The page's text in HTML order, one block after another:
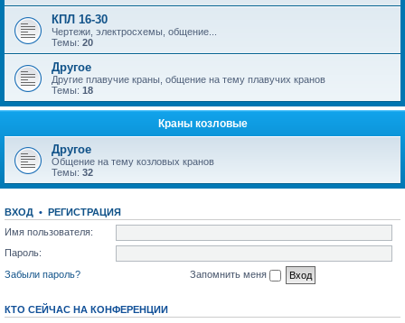
КПЛ 16-30
Чертежи, электросхемы, общение...
Темы: 20
Другое
Другие плавучие краны, общение на тему плавучих кранов
Темы: 18
Краны козловые
Другое
Общение на тему козловых кранов
Темы: 32
ВХОД • РЕГИСТРАЦИЯ
Имя пользователя:
Пароль:
Забыли пароль?
Запомнить меня
КТО СЕЙЧАС НА КОНФЕРЕНЦИИ